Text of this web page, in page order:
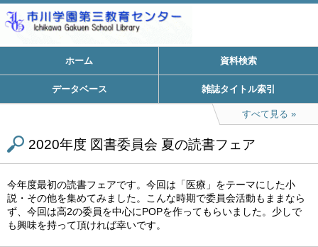
ホーム 資料検索
データベース 雑誌タイトル索引
すべて見る
2020年度 図書委員会 夏の読書フェア
今年度最初の読書フェアです。今回は「医療」をテーマにした小
説・その他を集めてみました。こんな時期で委員会活動もままなら
ず、今回は高2の委員を中心にPOPを作ってもらいました。少しで
も興味を持って頂ければ幸いです。